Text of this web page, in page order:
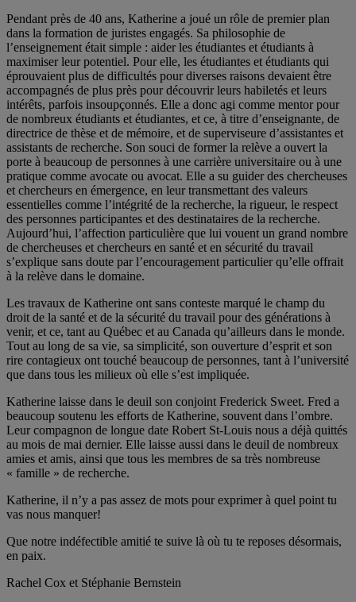
Pendant près de 40 ans, Katherine a joué un rôle de premier plan
dans la formation de juristes engagés. Sa philosophie de
l’enseignement était simple : aider les étudiantes et étudiants à
maximiser leur potentiel. Pour elle, les étudiantes et étudiants qui
éprouvaient plus de difficultés pour diverses raisons devaient être
accompagnés de plus près pour découvrir leurs habiletés et leurs
intérêts, parfois insoupçonnés. Elle a donc agi comme mentor pour
de nombreux étudiants et étudiantes, et ce, à titre d’enseignante, de
directrice de thèse et de mémoire, et de superviseure d’assistantes et
assistants de recherche. Son souci de former la relève a ouvert la
porte à beaucoup de personnes à une carrière universitaire ou à une
pratique comme avocate ou avocat. Elle a su guider des chercheuses
et chercheurs en émergence, en leur transmettant des valeurs
essentielles comme l’intégrité de la recherche, la rigueur, le respect
des personnes participantes et des destinataires de la recherche.
Aujourd’hui, l’affection particulière que lui vouent un grand nombre
de chercheuses et chercheurs en santé et en sécurité du travail
s’explique sans doute par l’encouragement particulier qu’elle offrait
à la relève dans le domaine.
Les travaux de Katherine ont sans conteste marqué le champ du
droit de la santé et de la sécurité du travail pour des générations à
venir, et ce, tant au Québec et au Canada qu’ailleurs dans le monde.
Tout au long de sa vie, sa simplicité, son ouverture d’esprit et son
rire contagieux ont touché beaucoup de personnes, tant à l’université
que dans tous les milieux où elle s’est impliquée.
Katherine laisse dans le deuil son conjoint Frederick Sweet. Fred a
beaucoup soutenu les efforts de Katherine, souvent dans l’ombre.
Leur compagnon de longue date Robert St-Louis nous a déjà quittés
au mois de mai dernier. Elle laisse aussi dans le deuil de nombreux
amies et amis, ainsi que tous les membres de sa très nombreuse
« famille » de recherche.
Katherine, il n’y a pas assez de mots pour exprimer à quel point tu
vas nous manquer!
Que notre indéfectible amitié te suive là où tu te reposes désormais,
en paix.
Rachel Cox et Stéphanie Bernstein